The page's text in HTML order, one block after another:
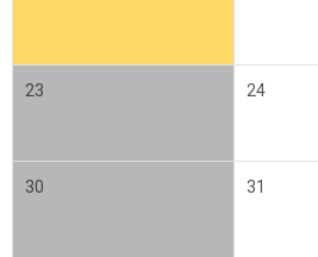
23 24
30 31